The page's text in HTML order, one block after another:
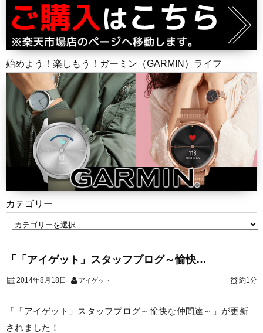
始めよう！楽しもう！ガーミン（GARMIN）ライフ
カテゴリー
「「アイゲット」スタッフブログ～愉快…
2014年8月18日 アイゲット 約1分
「「アイゲット」スタッフブログ～愉快な仲間達～」が更新
されました！